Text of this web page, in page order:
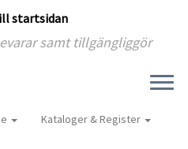
samt tillgängliggör
Kataloger & Register